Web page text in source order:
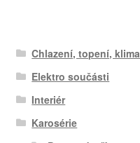
Chlazení, topení, klima
Elektro součásti
Interiér
Karosérie